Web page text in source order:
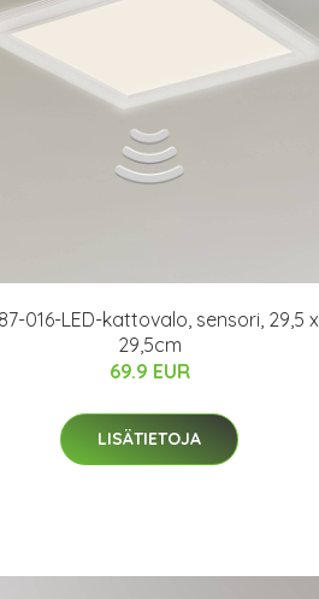
016-LED-kattovalo, sensori, 29,5 x
29,5cm
69.9 EUR
LISÄTIETOJA